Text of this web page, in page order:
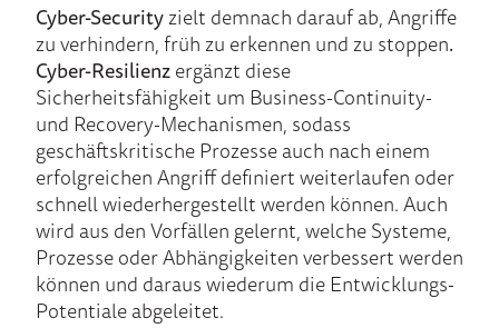
Cyber-Securityzielt demnach darauf ab, Angriffe
zu verhindern, früh zu erkennen und zu stoppen.
Cyber-Resilienzergänzt diese
Sicherheitsfähigkeit um Business-Continuity-
und Recovery-Mechanismen, sodass
geschäftskritische Prozesse auch nach einem
erfolgreichen Angriff definiert weiterlaufen oder
schnell wiederhergestellt werden können. Auch
wird aus den Vorfällen gelernt, welche Systeme,
Prozesse oder Abhängigkeiten verbessert werden
können und daraus wiederum die Entwicklungs-
Potentiale abgeleitet.